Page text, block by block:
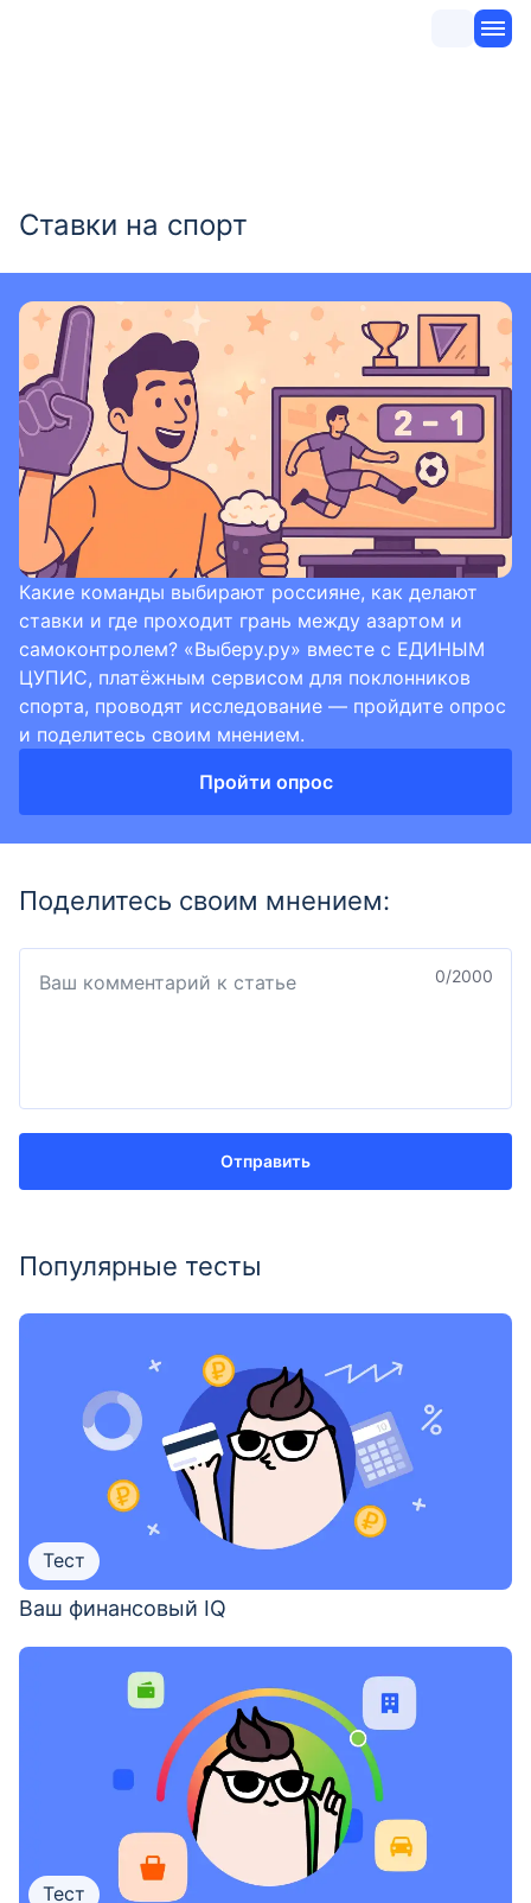
Ставки на спорт
Какие команды выбирают россияне, как делают
ставки и где проходит грань между азартом и
самоконтролем? «Выберу.ру» вместе с ЕДИНЫМ
ЦУПИС, платёжным сервисом для поклонников
спорта, проводят исследование — пройдите опрос
и поделитесь своим мнением.
Пройти опрос
Поделитесь своим мнением:
0/2000
Отправить
Популярные тесты
Тест
Ваш финансовый IQ
Тест